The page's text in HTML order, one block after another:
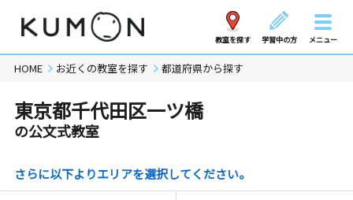
教室を探す 学習中の方 メニュー
HOME お近くの教室を探す 都道府県から探す
東京都千代田区一ツ橋
の公文式教室
さらに以下よりエリアを選択してください。